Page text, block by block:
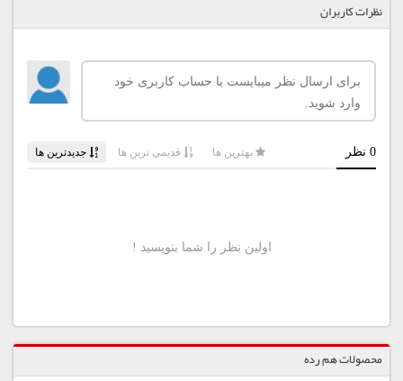
نظرات کاربران
محصولات هم رده